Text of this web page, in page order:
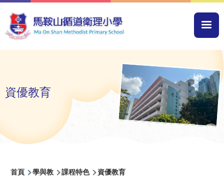
移至主內容
資優教育
導
首頁 學與教 課程特色 資優教育